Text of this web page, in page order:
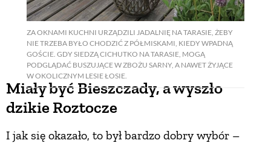
ZA OKNAMI KUCHNI URZĄDZILI JADALNIĘ NA TARASIE, ŻEBY
NIE TRZEBA BYŁO CHODZIĆ Z PÓŁMISKAMI, KIEDY WPADNĄ
GOŚCIE. GDY SIEDZĄ CICHUTKO NA TARASIE, MOGĄ
PODGLĄDAĆ BUSZUJĄCE W ZBOŻU SARNY, A NAWET ŻYJĄCE
W OKOLICZNYM LESIE ŁOSIE.
Miały być Bieszczady, a wyszło
dzikie Roztocze
I jak się okazało, to był bardzo dobry wybór –